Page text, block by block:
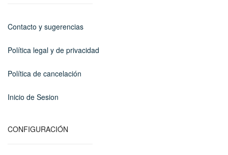
Contacto y sugerencias
Política legal y de privacidad
Política de cancelación
Inicio de Sesion
CONFIGURACIÓN